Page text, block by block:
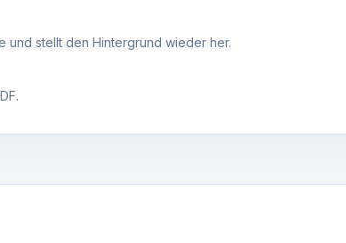
stellt den Hintergrund wieder her.